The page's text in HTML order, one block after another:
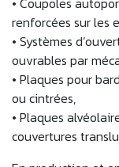
renforcées sur les
• Systèmes
ouvrables par
• Plaques pour
ou cintrées,
• Plaques
couvertures